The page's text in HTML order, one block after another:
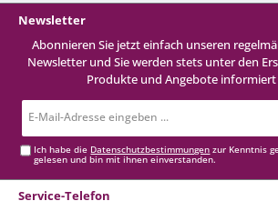
Newsletter
Abonnieren Sie jetzt einfach unseren
Newsletter und Sie werden stets unter den
Produkte und Angebote informiert
Mail-
Ich habe die Datenschutzbestimmungen zur Kenntnis
gelesen und bin mit ihnen einverstanden.
Service-Telefon